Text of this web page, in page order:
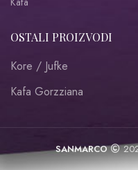
OSTALI PROIZVODI
Kore / Jufke
Kafa Gorzziana
SANMARCO